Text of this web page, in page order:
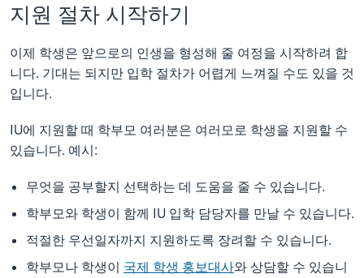
지원 절차 시작하기
이제 학생은 앞으로의 인생을 형성해 줄 여정을 시작하려 합
니다. 기대는 되지만 입학 절차가 어렵게 느껴질 수도 있을 것
입니다.
IU에 지원할 때 학부모 여러분은 여러모로 학생을 지원할 수
있습니다. 예시:
무엇을 공부할지 선택하는 데 도움을 줄 수 있습니다.
학부모와 학생이 함께 IU 입학 담당자를 만날 수 있습니다.
적절한 우선일자까지 지원하도록 장려할 수 있습니다.
학부모나 학생이 국제 학생 홍보대사와 상담할 수 있습니